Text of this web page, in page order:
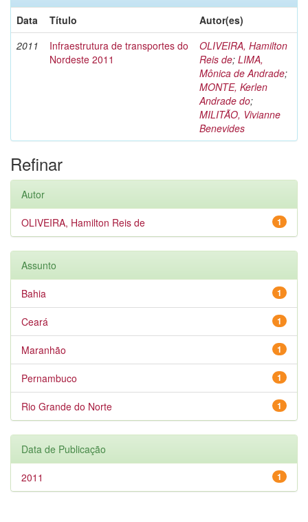
Data
Título
Autor(es)
2011
Infraestrutura de transportes do
Nordeste 2011
OLIVEIRA, Hamilton
Reis de; LIMA,
Mônica de Andrade;
MONTE, Kerlen
Andrade do;
MILITÃO, Vivianne
Benevides
Refinar
Autor
1
OLIVEIRA, Hamilton Reis de
Assunto
1
Bahia
1
Ceará
1
Maranhão
1
Pernambuco
1
Rio Grande do Norte
Data de Publicação
1
2011